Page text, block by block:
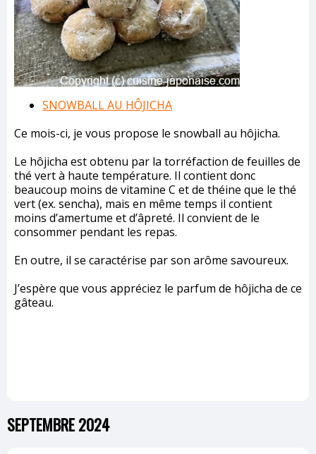
SNOWBALL AU HÔJICHA
Ce mois-ci, je vous propose le snowball au hôjicha.
Le hôjicha est obtenu par la torréfaction de feuilles de
thé vert à haute température. Il contient donc
beaucoup moins de vitamine C et de théine que le thé
vert (ex. sencha), mais en même temps il contient
moins d’amertume et d’âpreté. Il convient de le
consommer pendant les repas.
En outre, il se caractérise par son arôme savoureux.
J’espère que vous appréciez le parfum de hôjicha de ce
gâteau.
SEPTEMBRE 2024